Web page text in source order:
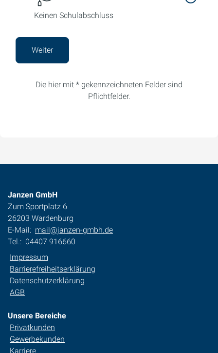
Keinen Schulabschluss
Weiter
Die hier mit * gekennzeichneten Felder sind
Pflichtfelder.
Janzen GmbH
Zum Sportplatz 6
26203 Wardenburg
E-Mail: mail@janzen-gmbh.de
Tel.: 04407 916660
Impressum
Barrierefreiheitserklärung
Datenschutzerklärung
AGB
Unsere Bereiche
Privatkunden
Gewerbekunden
Karriere